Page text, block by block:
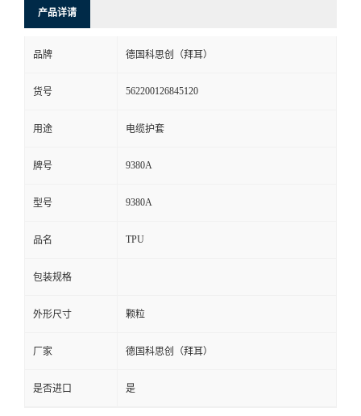
产品详请
品牌 德国科思创（拜耳）
货号 562200126845120
用途 电缆护套
牌号 9380A
型号 9380A
品名 TPU
包装规格
外形尺寸 颗粒
厂家 德国科思创（拜耳）
是否进口 是